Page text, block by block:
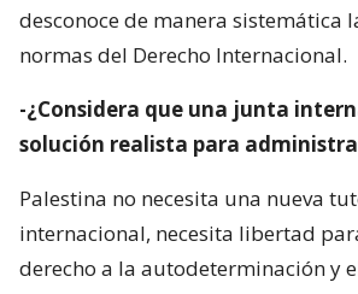
desconoce de manera sistemática
normas del Derecho Internacional.
-¿Considera que una junta
solución realista para
Palestina no necesita una nueva
internacional, necesita libertad
derecho a la autodeterminación y